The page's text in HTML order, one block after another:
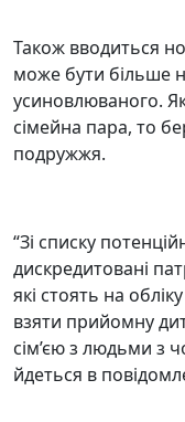
Також вводиться
може бути більше
усиновлюваного.
сімейна пара, то
подружжя.
“Зі списку
дискредитовані
які стоять на
взяти прийомну
сім’єю з людьми з
йдеться в